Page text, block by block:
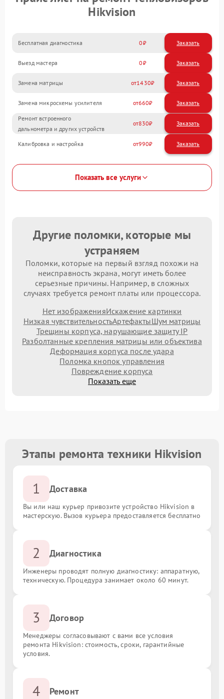
Hikvision
Бесплатная диагностика 0 Заказать
Выезд мастера 0 Заказать
Замена матрицы 1430
Замена микросхемы усилителя 660
Ремонт встроенного
дальнометра и других устройств
830
Калибровка и настройка 990
Показать все услуги
Другие поломки, которые мы
устраняем
Поломки, которые на первый взгляд похожи на
неисправность экрана, могут иметь более
серьезные причины. Например, в сложных
случаях требуется ремонт платы или процессора.
Нет изображенияИскажение картинки
Низкая чувствительностьАртефактыШум матрицы
Трещины корпуса, нарушающие защиту IP
Разболтанные крепления матрицы или объектива
Деформация корпуса после удара
Поломка кнопок управления
Повреждение корпуса
Показать еще
Этапы ремонта техники Hikvision
1 Доставка
Вы или наш курьер привозите устройство Hikvision в
мастерскую. Вызов курьера предоставляется бесплатно
2 Диагностика
Инженеры проводят полную диагностику: аппаратную,
техническую. Процедура занимает около 60 минут.
3 Договор
Менеджеры согласовывают с вами все условия
ремонта Hikvision: стоимость, сроки, гарантийные
условия.
4 Ремонт